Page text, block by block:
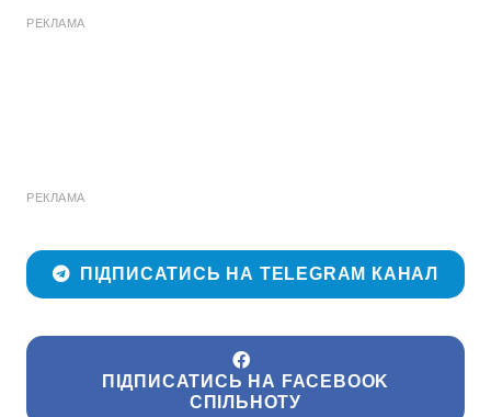
РЕКЛАМА
РЕКЛАМА
ПІДПИСАТИСЬ НА TELEGRAM КАНАЛ
ПІДПИСАТИСЬ НА FACEBOOK
СПІЛЬНОТУ